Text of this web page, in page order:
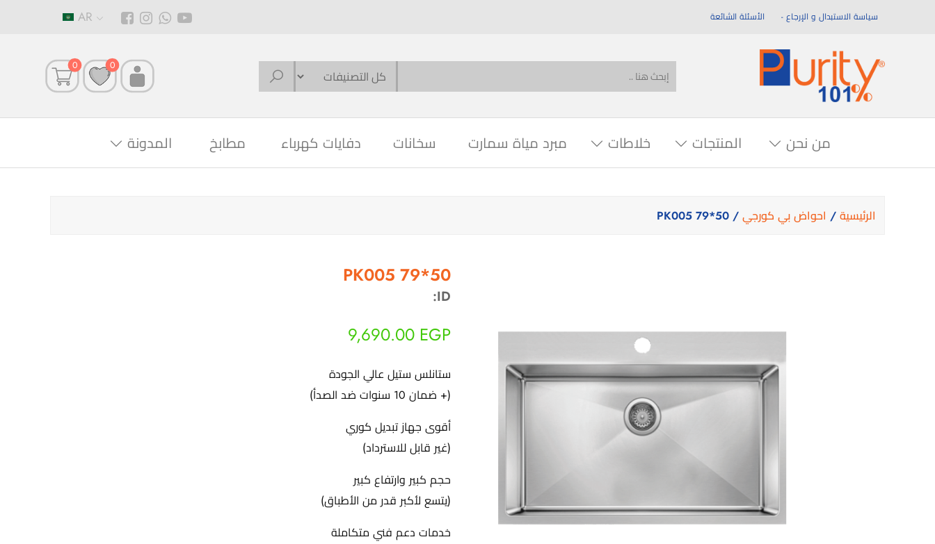
AR سياسة الاستبدال و الإرجاع الأسئلة الشائعة
0
0
من نحن المنتجات خلاطات مبرد مياة سمارت سخانات دفايات كهرباء مطابخ المدونة
الرئيسية / احواض بي كورجي / PK005 79*50
PK005 79*50
ID:
9,690.00 EGP
ستانلس ستيل عالي الجودة
(+ ضمان 10 سنوات ضد الصدأ)
أقوى جهاز تبديل كوري
(غير قابل للاسترداد)
حجم كبير وارتفاع كبير
(يتسع لأكبر قدر من الأطباق)
خدمات دعم فني متكاملة